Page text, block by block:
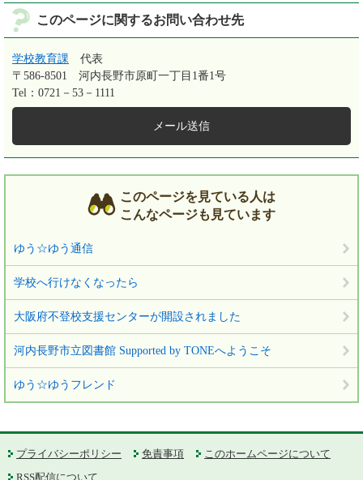
このページに関するお問い合わせ先
学校教育課
代表
〒586-8501
河内長野市原町一丁目1番1号
Tel：0721－53－1111
メール送信
このページを見ている人は
こんなページも見ています
ゆう☆ゆう通信
学校へ行けなくなったら
大阪府不登校支援センターが開設されました
河内長野市立図書館 Supported by TONEへようこそ
ゆう☆ゆうフレンド
プライバシーポリシー 免責事項
このホームページについて
RSS配信について